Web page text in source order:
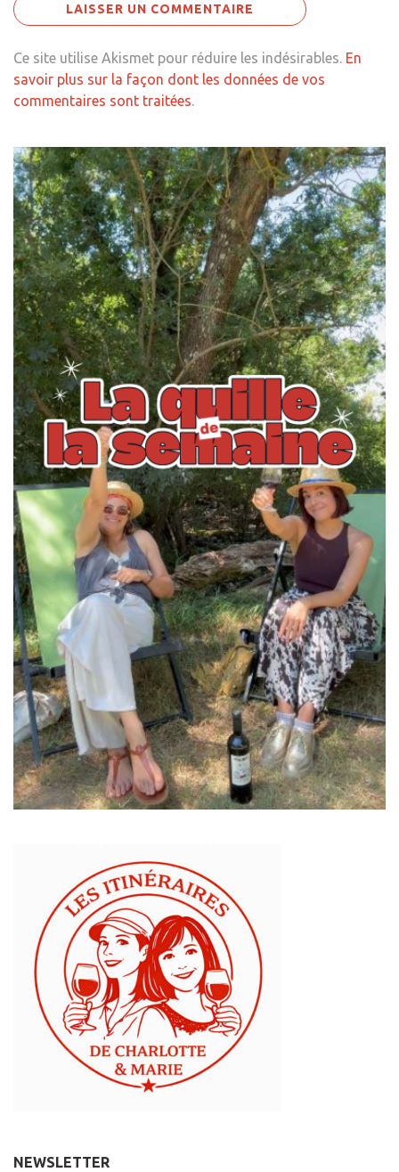
Ce site utilise Akismet pour réduire les indésirables. En
savoir plus sur la façon dont les données de vos
commentaires sont traitées.
NEWSLETTER